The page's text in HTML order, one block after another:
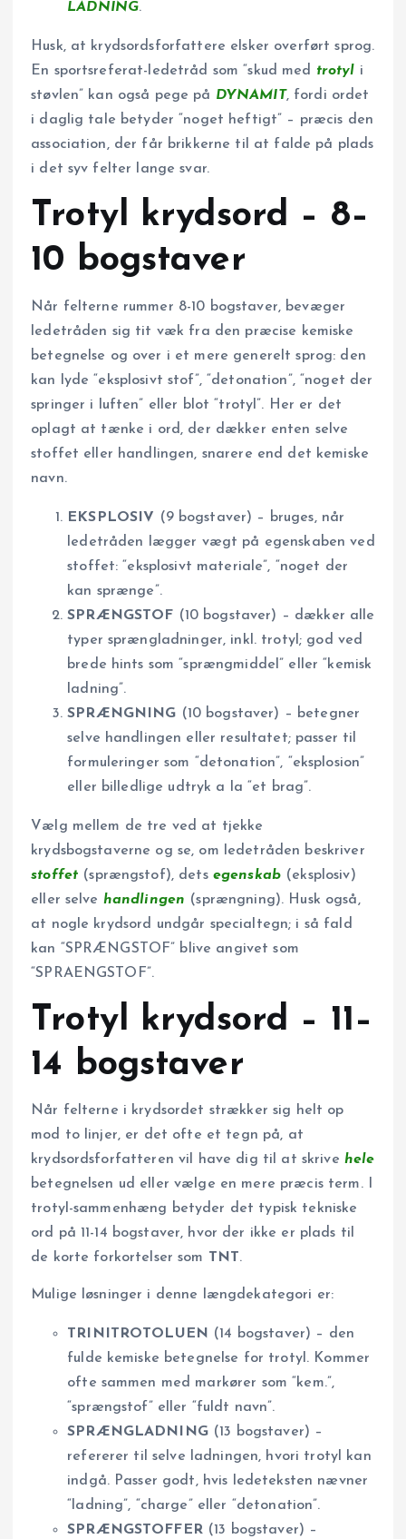
LADNING.
Husk, at krydsordsforfattere elsker overført sprog.
En sportsreferat-ledetråd som “skud med trotyl i
støvlen” kan også pege på DYNAMIT, fordi ordet
i daglig tale betyder “noget heftigt” – præcis den
association, der får brikkerne til at falde på plads
i det syv felter lange svar.
Trotyl krydsord – 8–
10 bogstaver
Når felterne rummer 8-10 bogstaver, bevæger
ledetråden sig tit væk fra den præcise kemiske
betegnelse og over i et mere generelt sprog: den
kan lyde “eksplosivt stof”, “detonation”, “noget der
springer i luften” eller blot “trotyl”. Her er det
oplagt at tænke i ord, der dækker enten selve
stoffet eller handlingen, snarere end det kemiske
navn.
EKSPLOSIV (9 bogstaver) – bruges, når
ledetråden lægger vægt på egenskaben ved
stoffet: “eksplosivt materiale”, “noget der
kan sprænge”.
SPRÆNGSTOF (10 bogstaver) – dækker alle
typer sprængladninger, inkl. trotyl; god ved
brede hints som “sprængmiddel” eller “kemisk
ladning”.
SPRÆNGNING (10 bogstaver) – betegner
selve handlingen eller resultatet; passer til
formuleringer som “detonation”, “eksplosion”
eller billedlige udtryk a la “et brag”.
Vælg mellem de tre ved at tjekke
krydsbogstaverne og se, om ledetråden beskriver
stoffet (sprængstof), dets egenskab (eksplosiv)
eller selve handlingen (sprængning). Husk også,
at nogle krydsord undgår specialtegn; i så fald
kan “SPRÆNGSTOF” blive angivet som
“SPRAENGSTOF”.
Trotyl krydsord – 11–
14 bogstaver
Når felterne i krydsordet strækker sig helt op
mod to linjer, er det ofte et tegn på, at
krydsordsforfatteren vil have dig til at skrive hele
betegnelsen ud eller vælge en mere præcis term. I
trotyl-sammenhæng betyder det typisk tekniske
ord på 11-14 bogstaver, hvor der ikke er plads til
de korte forkortelser som TNT.
Mulige løsninger i denne længdekategori er:
TRINITROTOLUEN (14 bogstaver) – den
fulde kemiske betegnelse for trotyl. Kommer
ofte sammen med markører som “kem.”,
“sprængstof” eller “fuldt navn”.
SPRÆNGLADNING(13 bogstaver) –
refererer til selve ladningen, hvori trotyl kan
indgå. Passer godt, hvis ledeteksten nævner
“ladning”, “charge” eller “detonation”.
SPRÆNGSTOFFER(13 bogstaver) –